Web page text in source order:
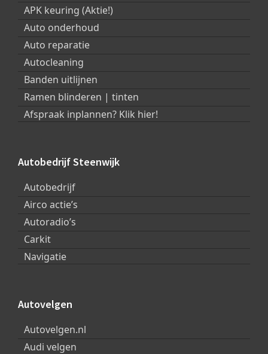
APK keuring (Aktie!)
Auto onderhoud
Auto reparatie
Autocleaning
Banden uitlijnen
Ramen blinderen | tinten
Afspraak inplannen? Klik hier!
Autobedrijf Steenwijk
Autobedrijf
Airco actie’s
Autoradio’s
Carkit
Navigatie
Autovelgen
Autovelgen.nl
Audi velgen